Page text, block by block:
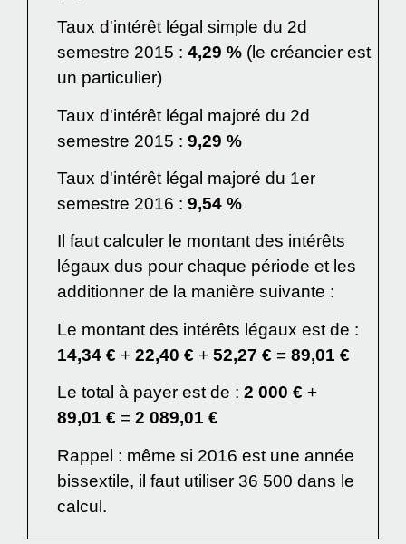
Taux d'intérêt légal simple du 2d
semestre 2015 : 4,29 % (le créancier est
un particulier)
Taux d'intérêt légal majoré du 2d
semestre 2015 : 9,29 %
Taux d'intérêt légal majoré du 1er
semestre 2016 : 9,54 %
Il faut calculer le montant des intérêts
légaux dus pour chaque période et les
additionner de la manière suivante :
Le montant des intérêts légaux est de :
14,34 € + 22,40 € + 52,27 € = 89,01 €
Le total à payer est de : 2 000 € +
89,01 € = 2 089,01 €
Rappel : même si 2016 est une année
bissextile, il faut utiliser 36 500 dans le
calcul.